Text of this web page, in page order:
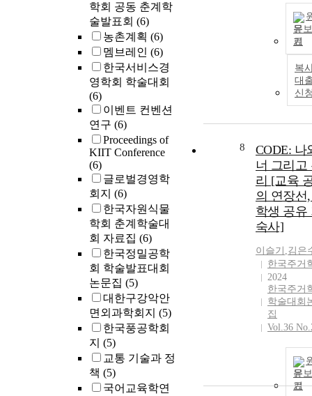
학회 공동 춘계학
술발표회 (6)
농촌계획 (6)
멤브레인 (6)
한국서비스경
영학회 학술대회
(6)
이벤트 컨벤션
연구 (6)
Proceedings of
KIIT Conference
(6)
글로벌경영학
회지 (6)
한국자원식물
학회 춘계학술대
회 자료집 (6)
한국정밀공학
회 학술발표대회
논문집 (5)
대한구강악안
면외과학회지 (5)
한국풍공학회
지 (5)
교통 기술과 정
책 (5)
국어교육학연
embeds new
structures and
operational
procedures.
findings also
suggest that
intercrisis
facilitates
intracrisis
support is
for inducing
learning. The
paper
with
and practical
implications
crisis learning.
문보
기
복
대
신
8
CODE: 나
너 그리고
리 [교육
의 연장선
학생 공유
숙사]
이슬기 ,김은
한국주거
2024
한국주거
학술대회
집
Vol.36
문보
기